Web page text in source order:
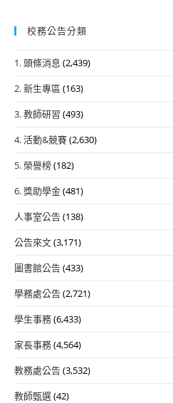
校務公告分類
1. 頭條消息 (2,439)
2. 新生專區 (163)
3. 教師研習 (493)
4. 活動&競賽(2,630)
5. 榮譽榜(182)
6. 獎助學金(481)
人事室公告(138)
公告來文(3,171)
圖書館公告(433)
學務處公告(2,721)
學生事務(6,433)
家長事務(4,564)
教務處公告(3,532)
教師甄選(42)